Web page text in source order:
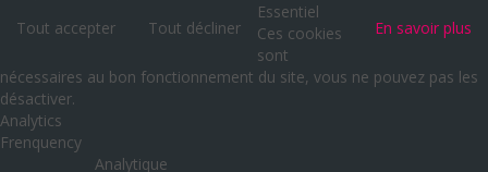
Tout accepter
Tout décliner En savoir plus
Essentiel
Ces cookies
sont
nécessaires au bon fonctionnement du site, vous ne pouvez pas les
désactiver.
Analytics
Frenquency
Analytique